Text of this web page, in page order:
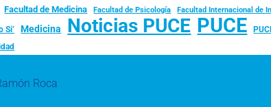
Facultad de Medicina Facultad de Psicología Facultad Internacional de
Si’ Medicina Noticias PUCE PUCE
Roca